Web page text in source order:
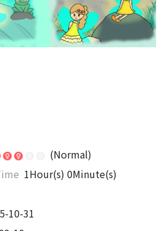
(Normal)
1Hour(s) 0Minute(s)
10-31